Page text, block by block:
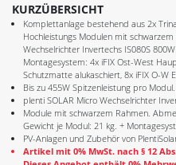
KURZÜBERSICHT
Komplettanlage bestehend aus 2x
Hochleistungs Modulen mit
Wechselrichter Invertechs IS080S
Montagesystem: 4x iFIX Ost-West
Schutzmatte alukaschiert, 8x iFIX O-W
Bis zu 455W Spitzenleistung pro
plenti SOLAR Micro Wechselrichter
Module mit schwarzem Rahmen.
Gewicht je Modul: 21 kg. +
PV-Anlagen und Zubehör von
Artikel mit 0% MwSt. nach § 12